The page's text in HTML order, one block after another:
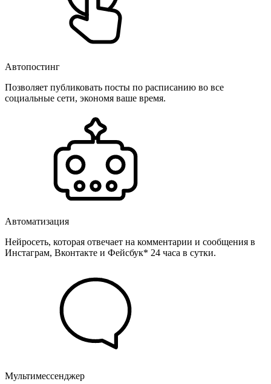
Автопостинг
Позволяет публиковать посты по расписанию во все
социальные сети, экономя ваше время.
Автоматизация
Нейросеть, которая отвечает на комментарии и сообщения в
Инстаграм, Вконтакте и Фейсбук* 24 часа в сутки.
Мультимессенджер